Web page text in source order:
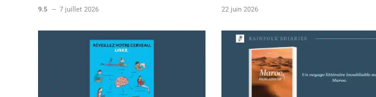
9.5 7 juillet 2026 22 juin 2026